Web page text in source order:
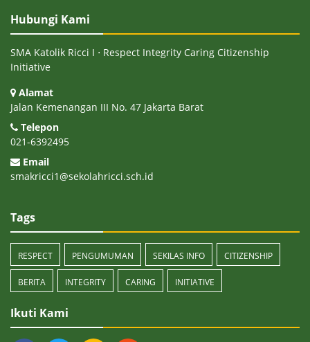
Hubungi Kami
SMA Katolik Ricci I ⋅ Respect Integrity Caring Citizenship
Initiative
Alamat
Jalan Kemenangan III No. 47 Jakarta Barat
Telepon
021-6392495
Email
smakricci1@sekolahricci.sch.id
Tags
RESPECT PENGUMUMAN SEKILAS INFO CITIZENSHIP
BERITA INTEGRITY CARING INITIATIVE
Ikuti Kami